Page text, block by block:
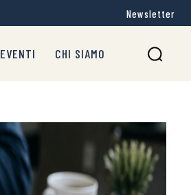
Newsletter
EVENTI CHI SIAMO